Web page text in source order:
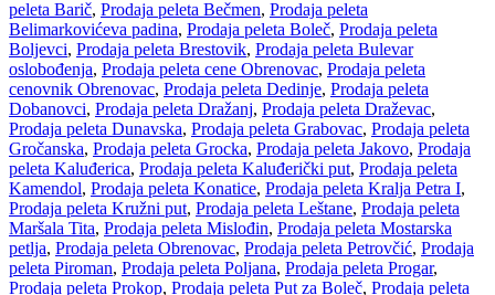
peleta Barič, Prodaja peleta Bečmen, Prodaja peleta
Belimarkovićeva padina, Prodaja peleta Boleč, Prodaja peleta
Boljevci, Prodaja peleta Brestovik, Prodaja peleta Bulevar
oslobođenja, Prodaja peleta cene Obrenovac, Prodaja peleta
cenovnik Obrenovac, Prodaja peleta Dedinje, Prodaja peleta
Dobanovci, Prodaja peleta Dražanj, Prodaja peleta Draževac,
Prodaja peleta Dunavska, Prodaja peleta Grabovac, Prodaja peleta
Gročanska, Prodaja peleta Grocka, Prodaja peleta Jakovo, Prodaja
peleta Kaluđerica, Prodaja peleta Kaluđerički put, Prodaja peleta
Kamendol, Prodaja peleta Konatice, Prodaja peleta Kralja Petra I,
Prodaja peleta Kružni put, Prodaja peleta Leštane, Prodaja peleta
Maršala Tita, Prodaja peleta Mislođin, Prodaja peleta Mostarska
petlja, Prodaja peleta Obrenovac, Prodaja peleta Petrovčić, Prodaja
peleta Piroman, Prodaja peleta Poljana, Prodaja peleta Progar,
Prodaja peleta Prokop, Prodaja peleta Put za Boleč, Prodaja peleta